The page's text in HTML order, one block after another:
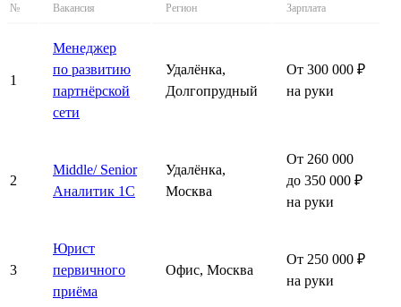
№ Вакансия Регион Зарплата
1
Менеджер
по развитию
партнёрской
сети
Удалёнка,
Долгопрудный
От 300 000 ₽
на руки
2
Middle/ Senior
Аналитик 1С
Удалёнка,
Москва
От 260 000
до 350 000 ₽
на руки
3
Юрист
первичного
приёма
Офис, Москва
От 250 000 ₽
на руки